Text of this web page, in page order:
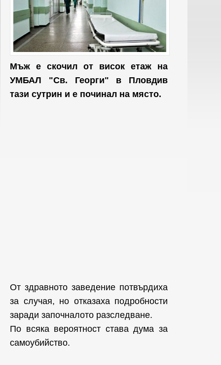
Мъж е скочил от висок етаж на
УМБАЛ "Св. Георги" в Пловдив
тази сутрин и е починал на място.
От здравното заведение потвърдиха
за случая, но отказаха подробности
заради започналото разследване.
По всяка вероятност става дума за
самоубийство.